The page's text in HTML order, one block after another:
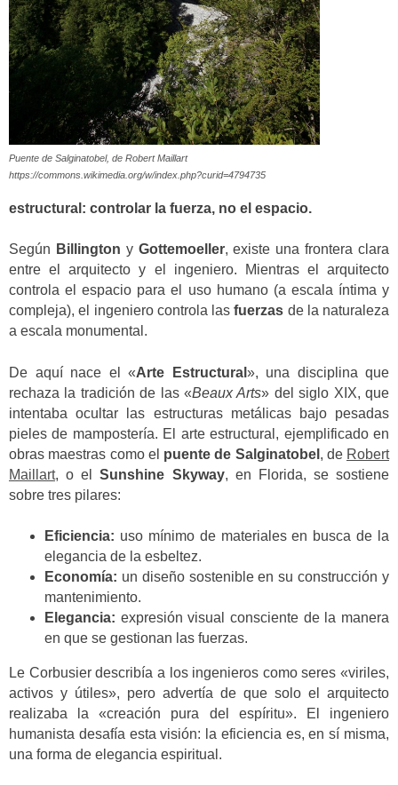
Puente de Salginatobel, de Robert Maillart
https://commons.wikimedia.org/w/index.php?curid=4794735
estructural: controlar la fuerza, no el espacio.
Según Billington y Gottemoeller, existe una frontera clara
entre el arquitecto y el ingeniero. Mientras el arquitecto
controla el espacio para el uso humano (a escala íntima y
compleja), el ingeniero controla lasfuerzas de la naturaleza
a escala monumental.
De aquí nace el «Arte Estructural », una disciplina que
rechaza la tradición de las «Beaux Arts» del siglo XIX, que
intentaba ocultar las estructuras metálicas bajo pesadas
pieles de mampostería. El arte estructural, ejemplificado en
obras maestras como el puente de Salginatobel , de Robert
Maillart, o elSunshine Skyway, en Florida, se sostiene
sobre tres pilares:
Eficiencia: uso mínimo de materiales en busca de la
elegancia de la esbeltez.
Economía: un diseño sostenible en su construcción y
mantenimiento.
Elegancia: expresión visual consciente de la manera
en que se gestionan las fuerzas.
Le Corbusier describía a los ingenieros como seres «viriles,
activos y útiles», pero advertía de que solo el arquitecto
realizaba la «creación pura del espíritu». El ingeniero
humanista desafía esta visión: la eficiencia es, en sí misma,
una forma de elegancia espiritual.